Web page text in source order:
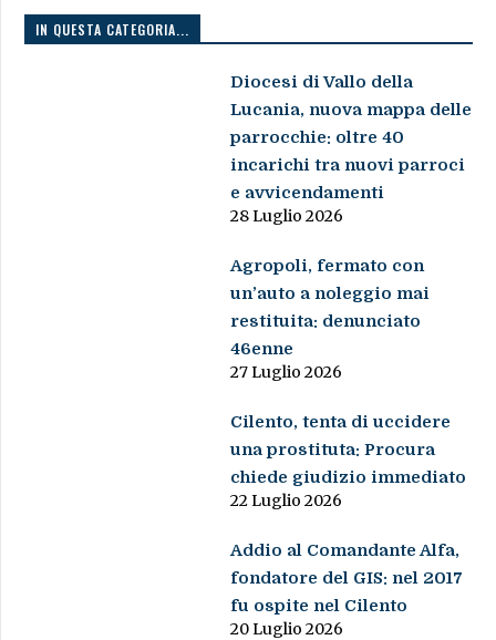
IN QUESTA CATEGORIA...
Diocesi di Vallo della
Lucania, nuova mappa delle
parrocchie: oltre 40
incarichi tra nuovi parroci
e avvicendamenti
28 Luglio 2026
Agropoli, fermato con
un’auto a noleggio mai
restituita: denunciato
46enne
27 Luglio 2026
Cilento, tenta di uccidere
una prostituta: Procura
chiede giudizio immediato
22 Luglio 2026
Addio al Comandante Alfa,
fondatore del GIS: nel 2017
fu ospite nel Cilento
20 Luglio 2026